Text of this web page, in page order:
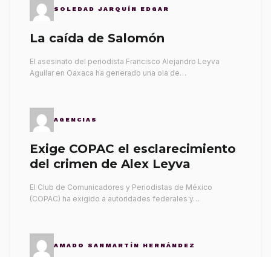
SOLEDAD JARQUÍN EDGAR
La caída de Salomón
El asesinato del periodista Francisco Alejandro Leyva
Aguilar en Oaxaca ha generado una ola de…
AGENCIAS
Exige COPAC el esclarecimiento
del crimen de Alex Leyva
El Club de Comunicadores y Periodistas de México
(COPAC) ha exigido a autoridades federales y…
AMADO SANMARTÍN HERNÁNDEZ